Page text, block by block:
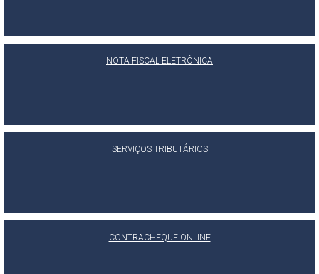
NOTA FISCAL ELETRÔNICA
SERVIÇOS TRIBUTÁRIOS
CONTRACHEQUE ONLINE